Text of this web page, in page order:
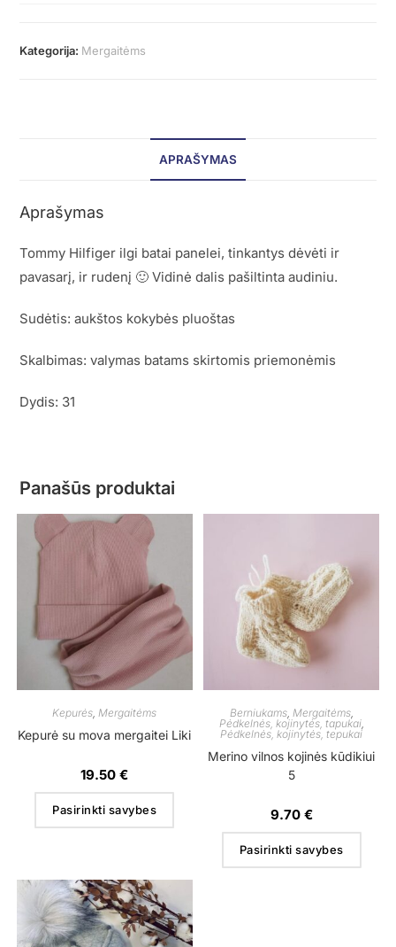
Kategorija: Mergaitėms
APRAŠYMAS
Aprašymas
Tommy Hilfiger ilgi batai panelei, tinkantys dėvėti ir
pavasarį, ir rudenį 🙂 Vidinė dalis pašiltinta audiniu.
Sudėtis: aukštos kokybės pluoštas
Skalbimas: valymas batams skirtomis priemonėmis
Dydis: 31
Panašūs produktai
Kepurės,Mergaitėms
Kepurė su mova mergaitei Liki
19.50€
Pasirinkti savybes
Berniukams, Mergaitėms,
Pėdkelnės, kojinytės, tapukai,
Pėdkelnės, kojinytės, tepukai
Merino vilnos kojinės kūdikiui
5
9.70 €
Pasirinkti savybes